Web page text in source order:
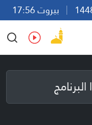
بيروت 17:56
Ar
En Fr Es